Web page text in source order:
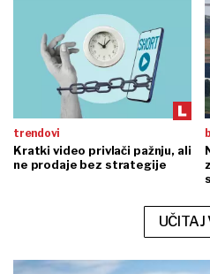
trendovi
Kratki video privlači pažnju, ali
ne prodaje bez strategije
UČITAJ